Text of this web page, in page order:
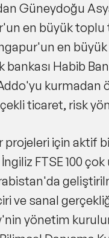
Güneydoğu
en büyük
en
bankası Habib
ticaret, risk
projeleri için aktif
FTSE 100
ve sanal
yönetim